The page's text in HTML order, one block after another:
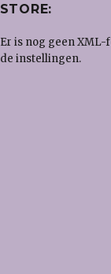
STORE:
Er is nog geen
de instellingen.